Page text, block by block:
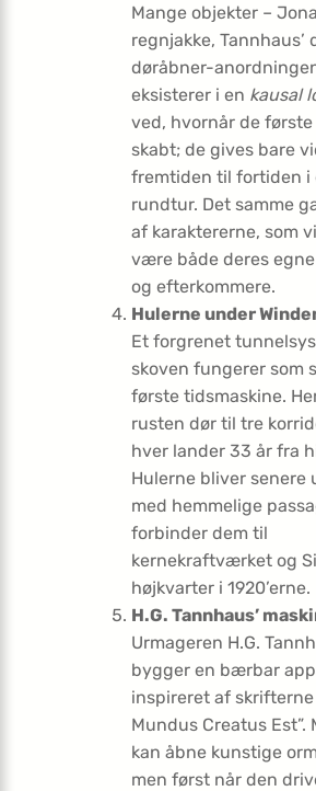
Mange objekter –
regnjakke, Tannhaus’
døråbner-
eksisterer i en kausal
ved, hvornår de
skabt; de gives bare
fremtiden til fortiden i
rundtur. Det samme
af karaktererne, som
være både deres
og efterkommere.
Hulerne under
Et forgrenet
skoven fungerer som
første tidsmaskine.
rusten dør til tre
hver lander 33 år fra
Hulerne bliver senere
med hemmelige
forbinder dem til
kernekraftværket og
højkvarter i 1920’erne.
H.G. Tannhaus’
Urmageren H.G.
bygger en bærbar
inspireret af skrifterne
Mundus Creatus Est”.
kan åbne kunstige
men først når den